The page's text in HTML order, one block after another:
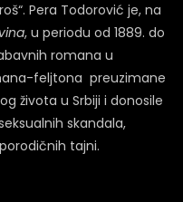
Pera Todorović je, na
, u periodu od 1889. do
romana u
feljtona preuzimane
života u Srbiji i donosile
skandala,
tajni.